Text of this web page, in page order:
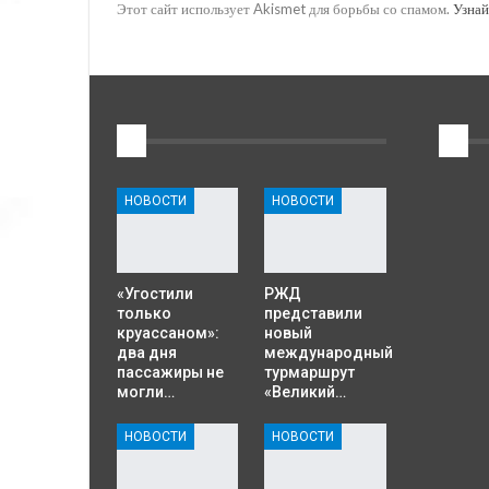
Этот сайт использует Akismet для борьбы со спамом.
НОВОСТИ
«Угостили
только
круассаном»:
два дня
пассажиры не
могли…
НОВОСТИ
РЖД
представили
новый
международный
турмаршрут
«Великий…
НОВОСТИ НОВОСТИ